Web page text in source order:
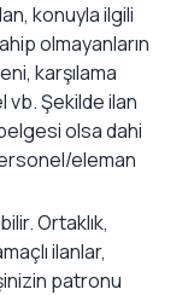
konuyla ilgili
olmayanların
karşılama
vb. Şekilde ilan
olsa dahi
eleman
Ortaklık,
ilanlar,
patronu